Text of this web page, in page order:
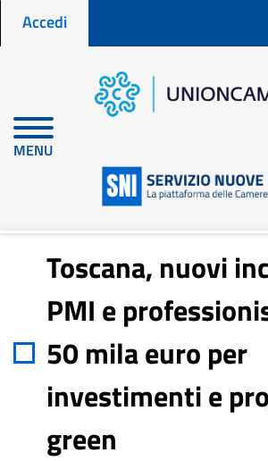
Menu profilo utente
Accedi
MENU
Home
Toscana, nuovi incentivi per PMI e
euro per investimenti e progetti green
Toscana, nuovi
PMI e
50 mila euro per
investimenti e
green